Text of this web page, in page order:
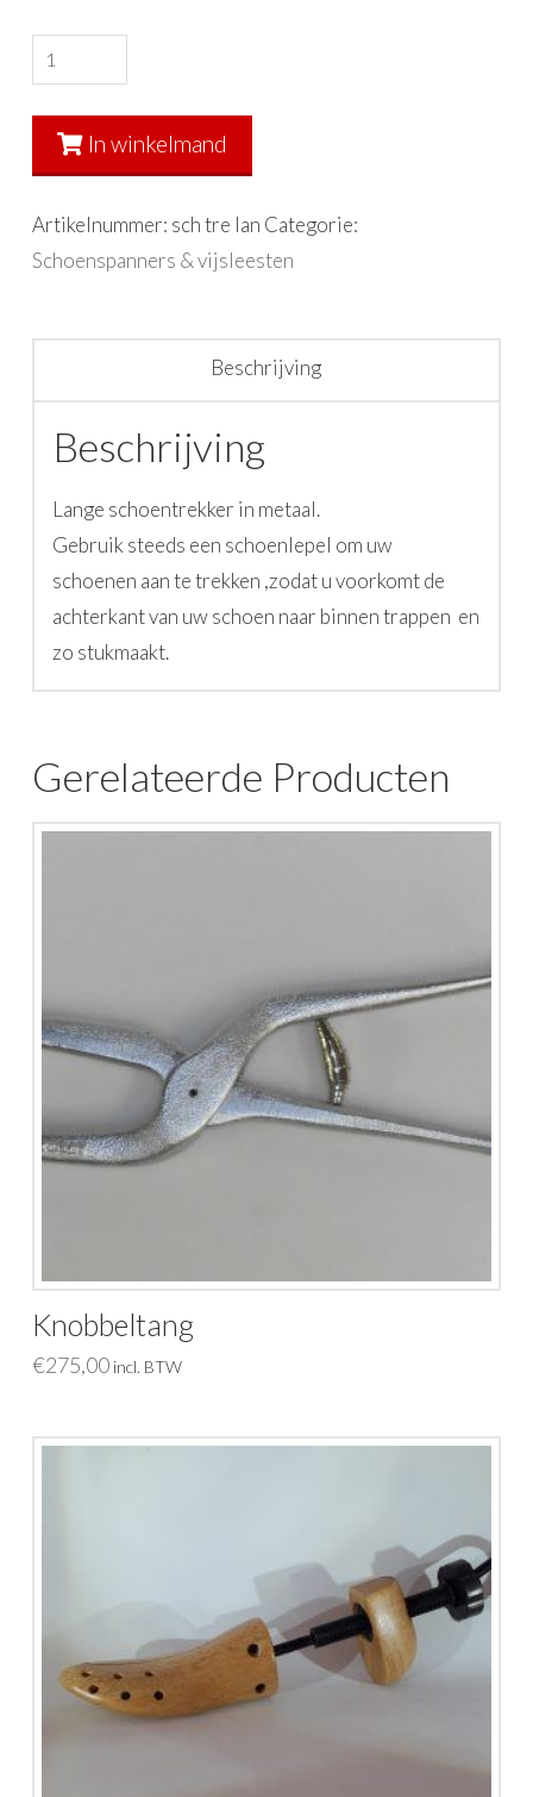
Lange
schoentrekker
52cm
aantal
In winkelmand
Artikelnummer: sch tre lan Categorie:
Schoenspanners & vijsleesten
Beschrijving
Beschrijving
Lange schoentrekker in metaal.
Gebruik steeds een schoenlepel om uw
schoenen aan te trekken ,zodat u voorkomt de
achterkant van uw schoen naar binnen trappen en
zo stukmaakt.
Gerelateerde Producten
Knobbeltang
€275,00 incl. BTW